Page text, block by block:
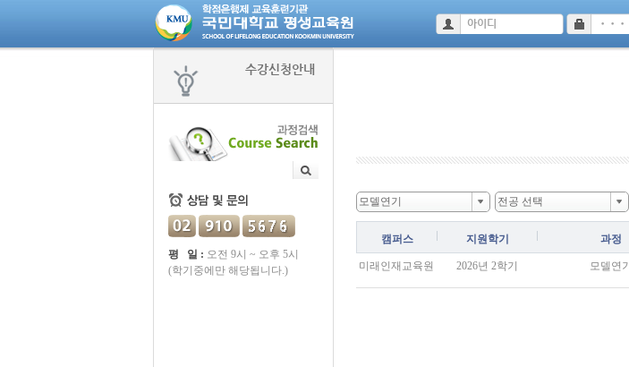
수강신청안내
평 일 : 오전 9시 ~ 오후 5시
(학기중에만 해당됩니다.)
모델연기 전공 선택
캠퍼스 지원학기 과정
미래인재교육원 2026년 2학기 모델연기